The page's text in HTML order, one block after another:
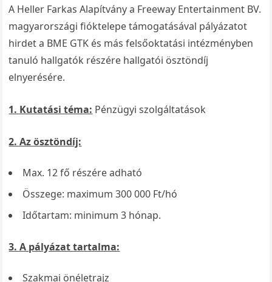
A Heller Farkas Alapítvány a Freeway Entertainment BV.
magyarországi fióktelepe támogatásával pályázatot
hirdet a BME GTK és más felsőoktatási intézményben
tanuló hallgatók részére hallgatói ösztöndíj
elnyerésére.
1. Kutatási téma: Pénzügyi szolgáltatások
2. Az ösztöndíj:
Max. 12 fő részére adható
Összege: maximum 300 000 Ft/hó
Időtartam: minimum 3 hónap.
3. A pályázat tartalma:
Szakmai önéletrajz